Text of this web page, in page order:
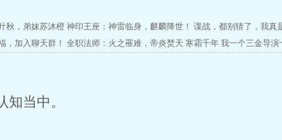
秋，弟妹苏沐橙 神印王座：神雷临身，麒麟降世！ 谍战，都别猜了，我真
，加入聊天群！ 全职法师：火之罹难，帝炎焚天 寒霜千年 我一个三金导演
知当中。